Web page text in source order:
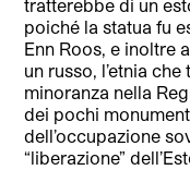
tratterebbe di un
poiché la statua fu
Enn Roos, e inoltre
un russo, l’etnia
minoranza nella
dei pochi
dell’occupazione
“liberazione”